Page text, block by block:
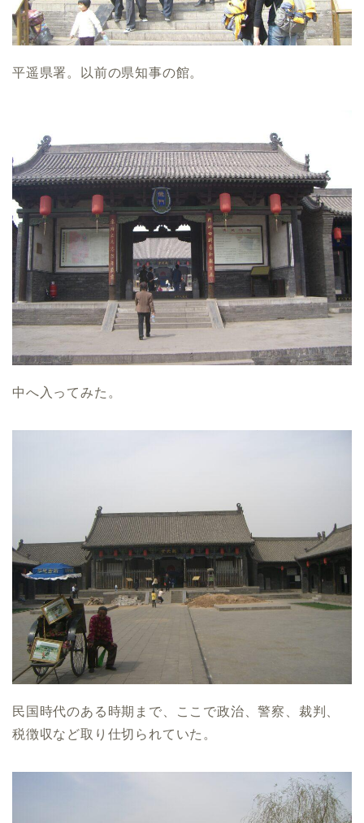
平遥県署。以前の県知事の館。
中へ入ってみた。
民国時代のある時期まで、ここで政治、警察、裁判、
税徴収など取り仕切られていた。